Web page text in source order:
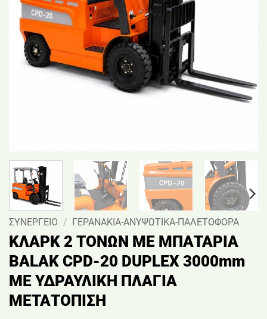
ΣΥΝΕΡΓΕΙΟ / ΓΕΡΑΝΑΚΙΑ-ΑΝΥΨΩΤΙΚΑ-ΠΑΛΕΤΟΦΟΡΑ
ΚΛΑΡΚ 2 ΤΟΝΩΝ ΜΕ ΜΠΑΤΑΡΙΑ
BALAK CPD-20 DUPLEX 3000mm
ΜΕ ΥΔΡΑΥΛΙΚΗ ΠΛΑΓΙΑ
ΜΕΤΑΤΟΠΙΣΗ